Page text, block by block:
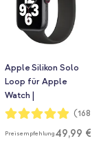
Apple Silikon Solo
Loop für Apple
Watch |
44/45/46/49 mm -
Bewertung:
98%
(168)
Preisempfehlung49,99 €